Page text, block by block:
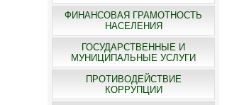
ФИНАНСОВАЯ ГРАМОТНОСТЬ
НАСЕЛЕНИЯ
ГОСУДАРСТВЕННЫЕ И
МУНИЦИПАЛЬНЫЕ УСЛУГИ
ПРОТИВОДЕЙСТВИЕ
КОРРУПЦИИ